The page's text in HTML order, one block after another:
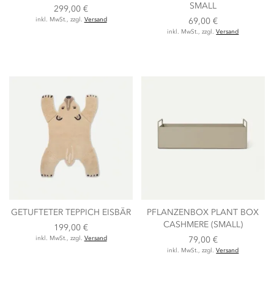
299,00 €
inkl. MwSt., zzgl. Versand
SMALL
69,00 €
inkl. MwSt., zzgl.Versand
GETUFTETER TEPPICH EISBÄR
199,00 €
inkl. MwSt., zzgl. Versand
PFLANZENBOX PLANT BOX
CASHMERE (SMALL)
79,00 €
inkl. MwSt., zzgl.Versand